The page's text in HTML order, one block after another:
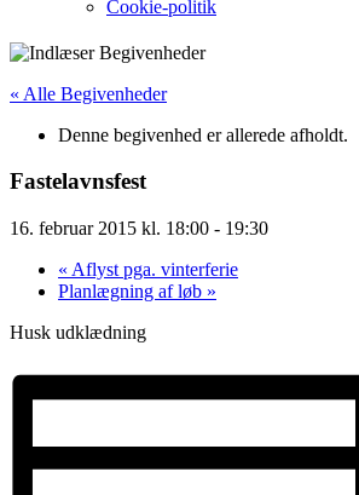
Cookie-politik
« Alle Begivenheder
Denne begivenhed er allerede afholdt.
Fastelavnsfest
16. februar 2015 kl. 18:00 - 19:30
« Aflyst pga. vinterferie
Planlægning af løb »
Husk udklædning